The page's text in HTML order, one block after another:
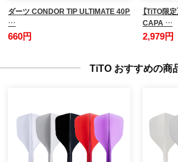
ダーツ CONDOR TIP ULTIMATE 40P
…
660円
【TiTO限
CAPA …
2,979円
TiTO おすすめの商